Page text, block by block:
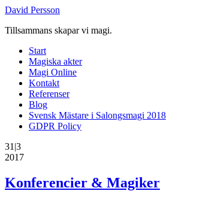
David Persson
Tillsammans skapar vi magi.
Start
Magiska akter
Magi Online
Kontakt
Referenser
Blog
Svensk Mästare i Salongsmagi 2018
GDPR Policy
31|3
2017
Konferencier & Magiker